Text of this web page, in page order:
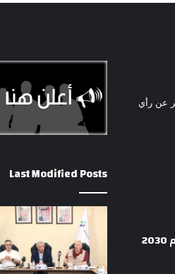
عن رأي
Last Modified Posts